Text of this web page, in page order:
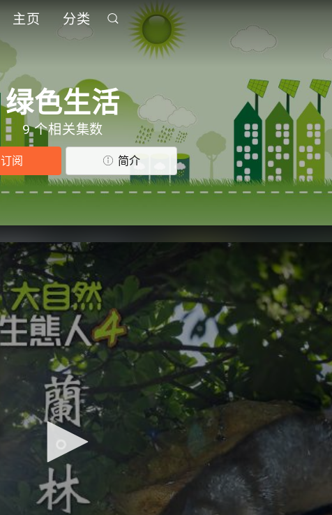
主页 分类
绿色生活
9 个相关集数
订阅 简介